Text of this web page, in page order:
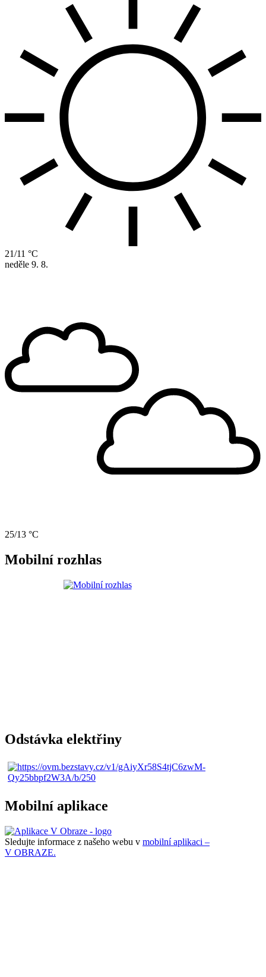
21/11 °C
neděle 9. 8.
25/13 °C
Mobilní rozhlas
Odstávka elektřiny
Mobilní aplikace
Sledujte informace z našeho webu v mobilní aplikaci –
V OBRAZE.